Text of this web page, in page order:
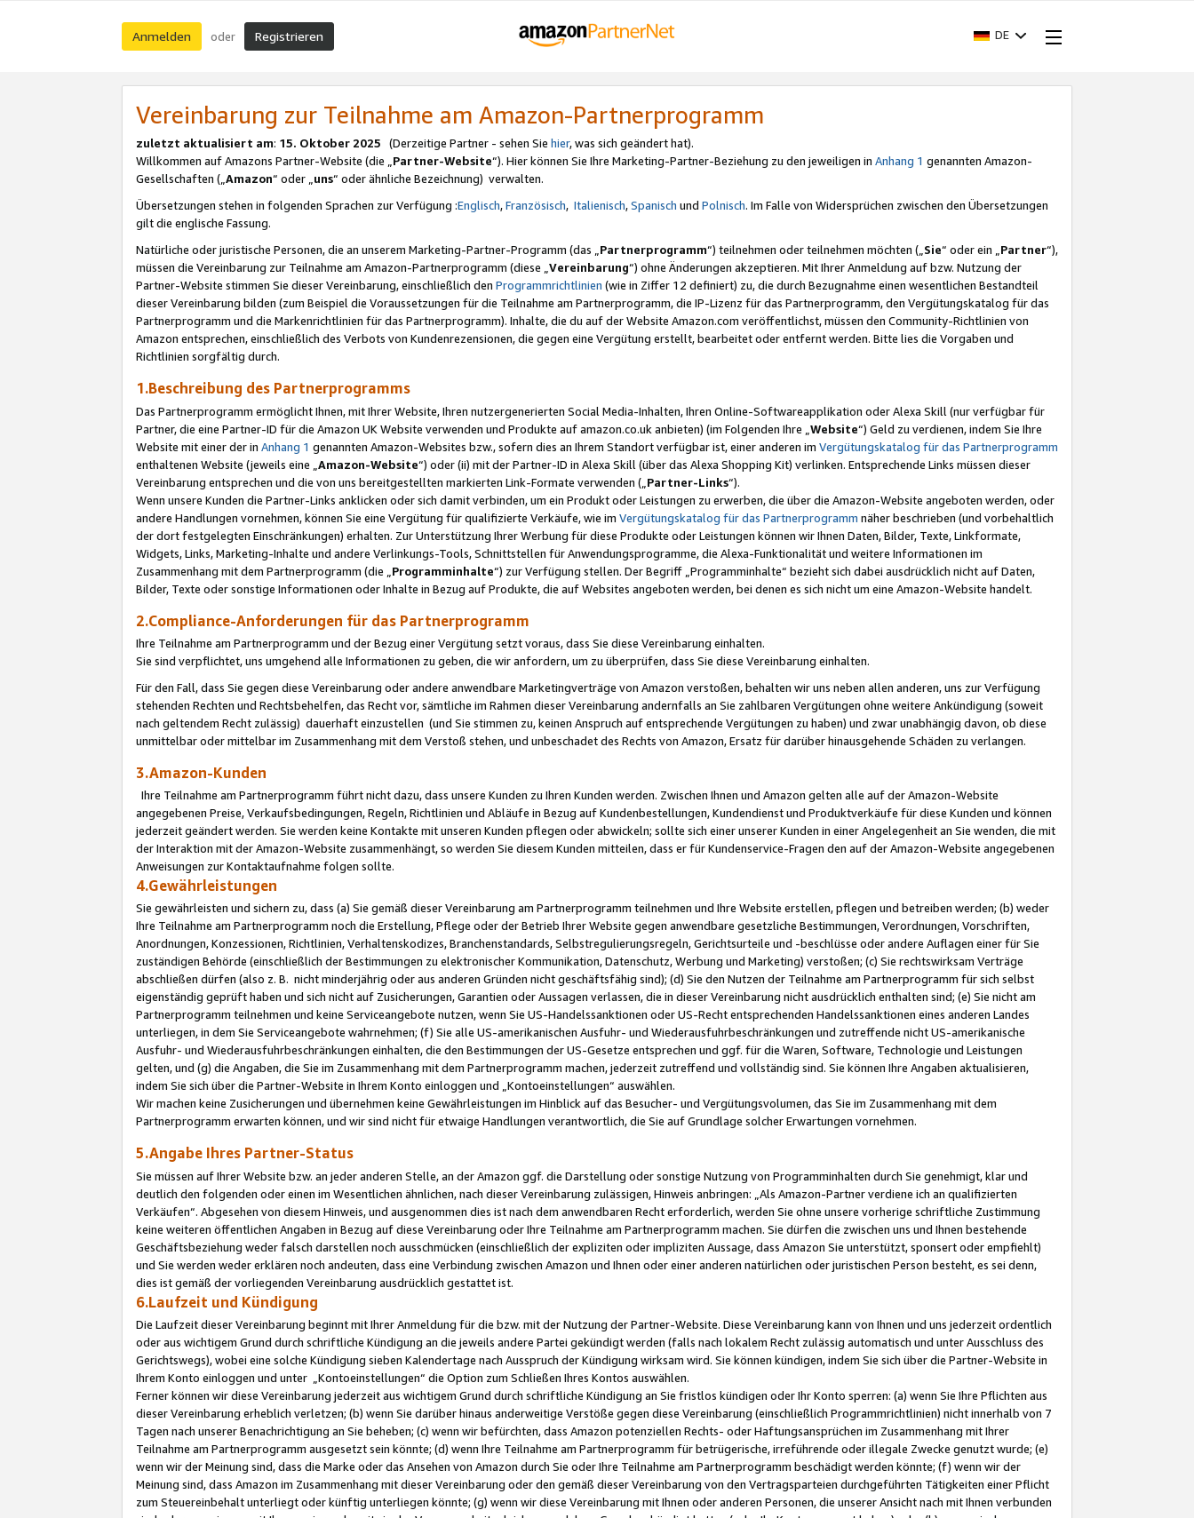
Anmelden oder Registrieren DE
Vereinbarung zur Teilnahme am Amazon-Partnerprogramm
zuletzt aktualisiert am: 15. Oktober 2025 (Derzeitige Partner - sehen Sie hier, was sich geändert hat).
Willkommen auf Amazons Partner-Website (die „Partner-Website“). Hier können Sie Ihre Marketing-Partner-Beziehung zu den jeweiligen in Anhang 1 genannten Amazon-
Gesellschaften („Amazon“ oder „uns“ oder ähnliche Bezeichnung) verwalten.
Übersetzungen stehen in folgenden Sprachen zur Verfügung :Englisch,Französisch, Italienisch,Spanisch und Polnisch. Im Falle von Widersprüchen zwischen den Übersetzungen
gilt die englische Fassung.
Natürliche oder juristische Personen, die an unserem Marketing-Partner-Programm (das „Partnerprogramm“) teilnehmen oder teilnehmen möchten („Sie“ oder ein „Partner“),
müssen die Vereinbarung zur Teilnahme am Amazon-Partnerprogramm (diese „Vereinbarung“) ohne Änderungen akzeptieren. Mit Ihrer Anmeldung auf bzw. Nutzung der
Partner-Website stimmen Sie dieser Vereinbarung, einschließlich den Programmrichtlinien (wie in Ziffer 12 definiert) zu, die durch Bezugnahme einen wesentlichen Bestandteil
dieser Vereinbarung bilden (zum Beispiel die Voraussetzungen für die Teilnahme am Partnerprogramm, die IP-Lizenz für das Partnerprogramm, den Vergütungskatalog für das
Partnerprogramm und die Markenrichtlinien für das Partnerprogramm). Inhalte, die du auf der Website Amazon.com veröffentlichst, müssen den Community-Richtlinien von
Amazon entsprechen, einschließlich des Verbots von Kundenrezensionen, die gegen eine Vergütung erstellt, bearbeitet oder entfernt werden. Bitte lies die Vorgaben und
Richtlinien sorgfältig durch.
1.Beschreibung des Partnerprogramms
Das Partnerprogramm ermöglicht Ihnen, mit Ihrer Website, Ihren nutzergenerierten Social Media-Inhalten, Ihren Online-Softwareapplikation oder Alexa Skill (nur verfügbar für
Partner, die eine Partner-ID für die Amazon UK Website verwenden und Produkte auf amazon.co.uk anbieten) (im Folgenden Ihre „ Website“) Geld zu verdienen, indem Sie Ihre
Website mit einer der in Anhang 1 genannten Amazon-Websites bzw., sofern dies an Ihrem Standort verfügbar ist, einer anderen im Vergütungskatalog für das Partnerprogramm
enthaltenen Website (jeweils eine „ Amazon-Website“) oder (ii) mit der Partner-ID in Alexa Skill (über das Alexa Shopping Kit) verlinken. Entsprechende Links müssen dieser
Vereinbarung entsprechen und die von uns bereitgestellten markierten Link-Formate verwenden („ Partner-Links“).
Wenn unsere Kunden die Partner-Links anklicken oder sich damit verbinden, um ein Produkt oder Leistungen zu erwerben, die über die Amazon-Website angeboten werden, oder
andere Handlungen vornehmen, können Sie eine Vergütung für qualifizierte Verkäufe, wie im Vergütungskatalog für das Partnerprogramm näher beschrieben (und vorbehaltlich
der dort festgelegten Einschränkungen) erhalten. Zur Unterstützung Ihrer Werbung für diese Produkte oder Leistungen können wir Ihnen Daten, Bilder, Texte, Linkformate,
Widgets, Links, Marketing-Inhalte und andere Verlinkungs-Tools, Schnittstellen für Anwendungsprogramme, die Alexa-Funktionalität und weitere Informationen im
Zusammenhang mit dem Partnerprogramm (die „ Programminhalte“) zur Verfügung stellen. Der Begriff „Programminhalte“ bezieht sich dabei ausdrücklich nicht auf Daten,
Bilder, Texte oder sonstige Informationen oder Inhalte in Bezug auf Produkte, die auf Websites angeboten werden, bei denen es sich nicht um eine Amazon-Website handelt.
2.Compliance-Anforderungen für das Partnerprogramm
Ihre Teilnahme am Partnerprogramm und der Bezug einer Vergütung setzt voraus, dass Sie diese Vereinbarung einhalten.
Sie sind verpflichtet, uns umgehend alle Informationen zu geben, die wir anfordern, um zu überprüfen, dass Sie diese Vereinbarung einhalten.
Für den Fall, dass Sie gegen diese Vereinbarung oder andere anwendbare Marketingverträge von Amazon verstoßen, behalten wir uns neben allen anderen, uns zur Verfügung
stehenden Rechten und Rechtsbehelfen, das Recht vor, sämtliche im Rahmen dieser Vereinbarung andernfalls an Sie zahlbaren Vergütungen ohne weitere Ankündigung (soweit
nach geltendem Recht zulässig) dauerhaft einzustellen (und Sie stimmen zu, keinen Anspruch auf entsprechende Vergütungen zu haben) und zwar unabhängig davon, ob diese
unmittelbar oder mittelbar im Zusammenhang mit dem Verstoß stehen, und unbeschadet des Rechts von Amazon, Ersatz für darüber hinausgehende Schäden zu verlangen.
3.Amazon-Kunden
Ihre Teilnahme am Partnerprogramm führt nicht dazu, dass unsere Kunden zu Ihren Kunden werden. Zwischen Ihnen und Amazon gelten alle auf der Amazon-Website
angegebenen Preise, Verkaufsbedingungen, Regeln, Richtlinien und Abläufe in Bezug auf Kundenbestellungen, Kundendienst und Produktverkäufe für diese Kunden und können
jederzeit geändert werden. Sie werden keine Kontakte mit unseren Kunden pflegen oder abwickeln; sollte sich einer unserer Kunden in einer Angelegenheit an Sie wenden, die mit
der Interaktion mit der Amazon-Website zusammenhängt, so werden Sie diesem Kunden mitteilen, dass er für Kundenservice-Fragen den auf der Amazon-Website angegebenen
Anweisungen zur Kontaktaufnahme folgen sollte.
4.Gewährleistungen
Sie gewährleisten und sichern zu, dass (a) Sie gemäß dieser Vereinbarung am Partnerprogramm teilnehmen und Ihre Website erstellen, pflegen und betreiben werden; (b) weder
Ihre Teilnahme am Partnerprogramm noch die Erstellung, Pflege oder der Betrieb Ihrer Website gegen anwendbare gesetzliche Bestimmungen, Verordnungen, Vorschriften,
Anordnungen, Konzessionen, Richtlinien, Verhaltenskodizes, Branchenstandards, Selbstregulierungsregeln, Gerichtsurteile und -beschlüsse oder andere Auflagen einer für Sie
zuständigen Behörde (einschließlich der Bestimmungen zu elektronischer Kommunikation, Datenschutz, Werbung und Marketing) verstoßen; (c) Sie rechtswirksam Verträge
abschließen dürfen (also z. B. nicht minderjährig oder aus anderen Gründen nicht geschäftsfähig sind); (d) Sie den Nutzen der Teilnahme am Partnerprogramm für sich selbst
eigenständig geprüft haben und sich nicht auf Zusicherungen, Garantien oder Aussagen verlassen, die in dieser Vereinbarung nicht ausdrücklich enthalten sind; (e) Sie nicht am
Partnerprogramm teilnehmen und keine Serviceangebote nutzen, wenn Sie US-Handelssanktionen oder US-Recht entsprechenden Handelssanktionen eines anderen Landes
unterliegen, in dem Sie Serviceangebote wahrnehmen; (f) Sie alle US-amerikanischen Ausfuhr- und Wiederausfuhrbeschränkungen und zutreffende nicht US-amerikanische
Ausfuhr- und Wiederausfuhrbeschränkungen einhalten, die den Bestimmungen der US-Gesetze entsprechen und ggf. für die Waren, Software, Technologie und Leistungen
gelten, und (g) die Angaben, die Sie im Zusammenhang mit dem Partnerprogramm machen, jederzeit zutreffend und vollständig sind. Sie können Ihre Angaben aktualisieren,
indem Sie sich über die Partner-Website in Ihrem Konto einloggen und „Kontoeinstellungen“ auswählen.
Wir machen keine Zusicherungen und übernehmen keine Gewährleistungen im Hinblick auf das Besucher- und Vergütungsvolumen, das Sie im Zusammenhang mit dem
Partnerprogramm erwarten können, und wir sind nicht für etwaige Handlungen verantwortlich, die Sie auf Grundlage solcher Erwartungen vornehmen.
5.Angabe Ihres Partner-Status
Sie müssen auf Ihrer Website bzw. an jeder anderen Stelle, an der Amazon ggf. die Darstellung oder sonstige Nutzung von Programminhalten durch Sie genehmigt, klar und
deutlich den folgenden oder einen im Wesentlichen ähnlichen, nach dieser Vereinbarung zulässigen, Hinweis anbringen: „Als Amazon-Partner verdiene ich an qualifizierten
Verkäufen“. Abgesehen von diesem Hinweis, und ausgenommen dies ist nach dem anwendbaren Recht erforderlich, werden Sie ohne unsere vorherige schriftliche Zustimmung
keine weiteren öffentlichen Angaben in Bezug auf diese Vereinbarung oder Ihre Teilnahme am Partnerprogramm machen. Sie dürfen die zwischen uns und Ihnen bestehende
Geschäftsbeziehung weder falsch darstellen noch ausschmücken (einschließlich der expliziten oder impliziten Aussage, dass Amazon Sie unterstützt, sponsert oder empfiehlt)
und Sie werden weder erklären noch andeuten, dass eine Verbindung zwischen Amazon und Ihnen oder einer anderen natürlichen oder juristischen Person besteht, es sei denn,
dies ist gemäß der vorliegenden Vereinbarung ausdrücklich gestattet ist.
6.Laufzeit und Kündigung
Die Laufzeit dieser Vereinbarung beginnt mit Ihrer Anmeldung für die bzw. mit der Nutzung der Partner-Website. Diese Vereinbarung kann von Ihnen und uns jederzeit ordentlich
oder aus wichtigem Grund durch schriftliche Kündigung an die jeweils andere Partei gekündigt werden (falls nach lokalem Recht zulässig automatisch und unter Ausschluss des
Gerichtswegs), wobei eine solche Kündigung sieben Kalendertage nach Ausspruch der Kündigung wirksam wird. Sie können kündigen, indem Sie sich über die Partner-Website in
Ihrem Konto einloggen und unter „Kontoeinstellungen“ die Option zum Schließen Ihres Kontos auswählen.
Ferner können wir diese Vereinbarung jederzeit aus wichtigem Grund durch schriftliche Kündigung an Sie fristlos kündigen oder Ihr Konto sperren: (a) wenn Sie Ihre Pflichten aus
dieser Vereinbarung erheblich verletzen; (b) wenn Sie darüber hinaus anderweitige Verstöße gegen diese Vereinbarung (einschließlich Programmrichtlinien) nicht innerhalb von 7
Tagen nach unserer Benachrichtigung an Sie beheben; (c) wenn wir befürchten, dass Amazon potenziellen Rechts- oder Haftungsansprüchen im Zusammenhang mit Ihrer
Teilnahme am Partnerprogramm ausgesetzt sein könnte; (d) wenn Ihre Teilnahme am Partnerprogramm für betrügerische, irreführende oder illegale Zwecke genutzt wurde; (e)
wenn wir der Meinung sind, dass die Marke oder das Ansehen von Amazon durch Sie oder Ihre Teilnahme am Partnerprogramm beschädigt werden könnte; (f) wenn wir der
Meinung sind, dass Amazon im Zusammenhang mit dieser Vereinbarung oder den gemäß dieser Vereinbarung von den Vertragsparteien durchgeführten Tätigkeiten einer Pflicht
zum Steuereinbehalt unterliegt oder künftig unterliegen könnte; (g) wenn wir diese Vereinbarung mit Ihnen oder anderen Personen, die unserer Ansicht nach mit Ihnen verbunden